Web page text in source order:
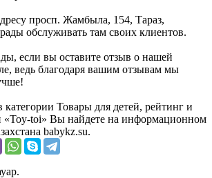
просп. Жамбыла, 154, Тараз,
обслуживать там своих клиентов.
если вы оставите отзыв о нашей
ведь благодаря вашим отзывам мы
Товары для детей, рейтинг и
«Toy-toi» Вы найдете на информационном
babykz.su.